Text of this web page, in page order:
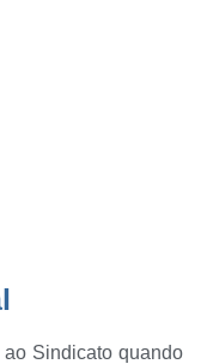
Sindicato quando